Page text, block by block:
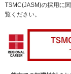
TSMC(JASM)の採用に
覧ください。